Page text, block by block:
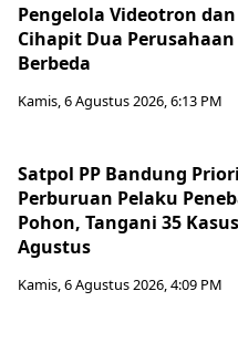
Pengelola Videotron dan
Cihapit Dua
Berbeda
Kamis, 6 Agustus 2026, 6:13 PM
Satpol PP Bandung
Perburuan Pelaku
Pohon, Tangani 35
Agustus
Kamis, 6 Agustus 2026, 4:09 PM